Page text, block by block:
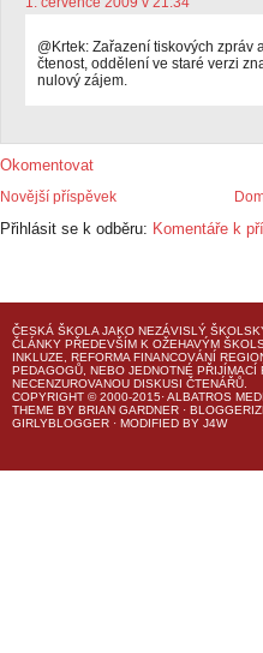
@Krtek: Zařazení tiskových zpráv
čtenost, oddělení ve staré verzi
nulový zájem.
Okomentovat
Novější příspěvek
Přihlásit se k odběru: Komentáře k
ČESKÁ ŠKOLA JAKO NEZÁVISLÝ
ČLÁNKY PŘEDEVŠÍM K OŽEHAVÝM
INKLUZE, REFORMA FINANCOVÁNÍ
PEDAGOGŮ, NEBO JEDNOTNÉ PŘIJÍMACÍ
NECENZUROVANOU DISKUSI ČTENÁŘŮ.
COPYRIGHT © 2000-2015· ALBATROS
THEME BY BRIAN GARDNER ·
GIRLYBLOGGER · MODIFIED BY J4W